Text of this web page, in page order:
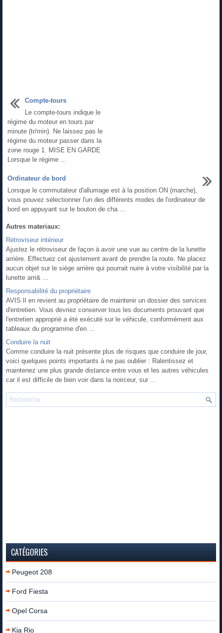
Compte-tours
Le compte-tours indique le
régime du moteur en tours par
minute (tr/min). Ne laissez pas le
régime du moteur passer dans la
zone rouge 1. MISE EN GARDE
Lorsque le régime ...
Ordinateur de bord
Lorsque le commutateur d'allumage est à la position ON (marche),
vous pouvez sélectionner l'un des différents modes de l'ordinateur de
bord en appuyant sur le bouton de cha ...
Autres materiaux:
Rétroviseur intérieur
Ajustez le rétroviseur de façon à avoir une vue au centre de la lunette
arrière. Effectuez cet ajustement avant de prendre la route. Ne placez
aucun objet sur le siège arrière qui pourrait nuire à votre visibilité par la
lunette arri& ...
Responsabilité du propriétaire
AVIS Il en revient au propriétaire de maintenir un dossier des services
d'entretien. Vous devriez conserver tous les documents prouvant que
l'entretien approprié a été exécuté sur le véhicule, conformément aux
tableaux du programme d'en ...
Conduire la nuit
Comme conduire la nuit présente plus de risques que conduire de jour,
voici quelques points importants à ne pas oublier : Ralentissez et
maintenez une plus grande distance entre vous et les autres véhicules
car il est difficile de bien voir dans la noirceur, sur ...
CATÉGORIES
Peugeot 208
Ford Fiesta
Opel Corsa
Kia Rio